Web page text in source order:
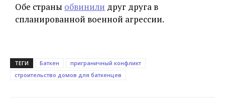
Обе страны обвинили друг друга в
спланированной военной агрессии.
ТЕГИ Баткен
приграничный конфликт
строительство домов для баткенцев